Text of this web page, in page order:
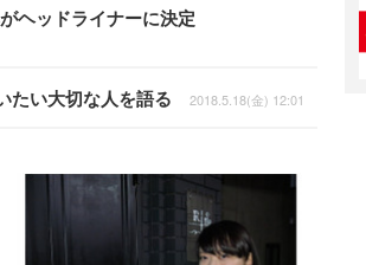
ヘッドライナーに決定
たい大切な人を語る 2018.5.18(金) 12:01